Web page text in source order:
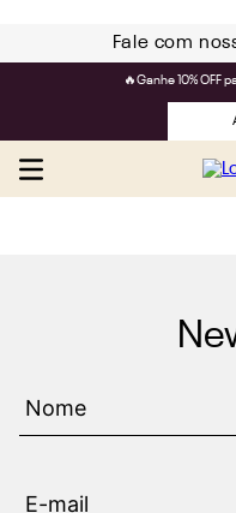
Fale com
🔥Ganhe 10% OFF